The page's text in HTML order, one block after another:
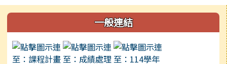
左邊區域內容 一般連結